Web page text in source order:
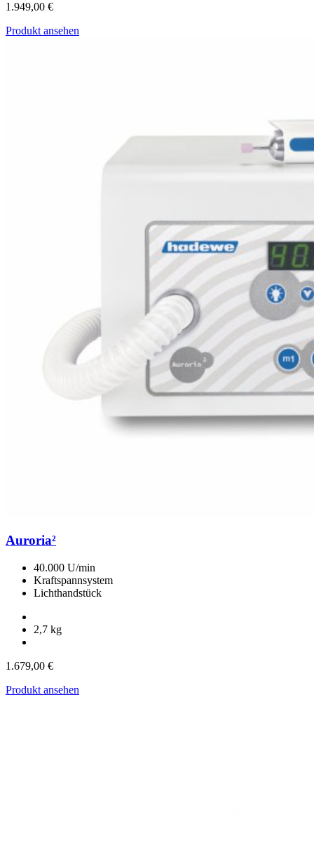
1.949,00 €
Produkt ansehen
Auroria²
40.000 U/min
Kraftspannsystem
Lichthandstück
2,7 kg
1.679,00 €
Produkt ansehen